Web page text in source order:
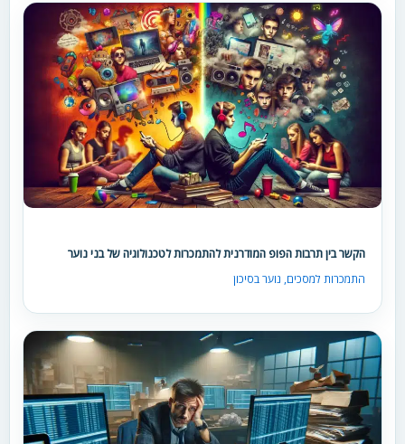
הקשר בין תרבות הפופ המודרנית להתמכרות לטכנולוגיה של בני נוער
התמכרות למסכים, נוער בסיכון